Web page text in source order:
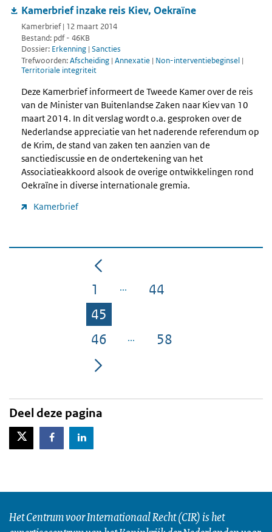
Kamerbrief inzake reis Kiev, Oekraïne
Kamerbrief | 12 maart 2014
Bestand: pdf - 46KB
Dossier: Erkenning | Sancties
Trefwoorden:Afscheiding | Annexatie | Non-interventiebeginsel |
Territoriale integriteit
Deze Kamerbrief informeert de Tweede Kamer over de reis
van de Minister van Buitenlandse Zaken naar Kiev van 10
maart 2014. In dit verslag wordt o.a. gesproken over de
Nederlandse appreciatie van het naderende referendum op
de Krim, de stand van zaken ten aanzien van de
sanctiediscussie en de ondertekening van het
Associatieakkoord alsook de overige ontwikkelingen rond
Oekraïne in diverse internationale gremia.
Kamerbrief
Pagina
1 Pagina
44
Pagina
45
Pagina
46 Pagina
58
Deel deze pagina
X-TwitterFacebookLinkedIn
Het Centrum voor Internationaal Recht (CIR) is het